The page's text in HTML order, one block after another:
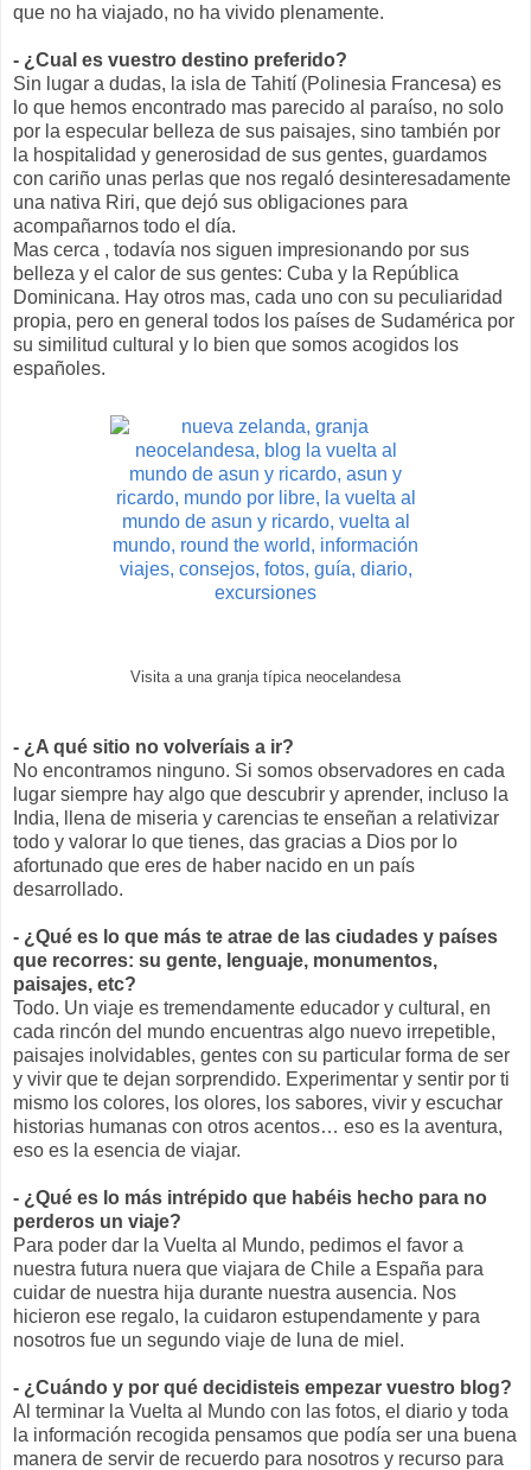
que no ha viajado, no ha vivido plenamente.
- ¿Cual es vuestro destino preferido?
Sin lugar a dudas, la isla de Tahití (Polinesia Francesa) es
lo que hemos encontrado mas parecido al paraíso, no solo
por la especular belleza de sus paisajes, sino también por
la hospitalidad y generosidad de sus gentes, guardamos
con cariño unas perlas que nos regaló desinteresadamente
una nativa Riri, que dejó sus obligaciones para
acompañarnos todo el día.
Mas cerca , todavía nos siguen impresionando por sus
belleza y el calor de sus gentes: Cuba y la República
Dominicana. Hay otros mas, cada uno con su peculiaridad
propia, pero en general todos los países de Sudamérica por
su similitud cultural y lo bien que somos acogidos los
españoles.
Visita a una granja típica neocelandesa
- ¿A qué sitio no volveríais a ir?
No encontramos ninguno. Si somos observadores en cada
lugar siempre hay algo que descubrir y aprender, incluso la
India, llena de miseria y carencias te enseñan a relativizar
todo y valorar lo que tienes, das gracias a Dios por lo
afortunado que eres de haber nacido en un país
desarrollado.
- ¿Qué es lo que más te atrae de las ciudades y países
que recorres: su gente, lenguaje, monumentos,
paisajes, etc?
Todo. Un viaje es tremendamente educador y cultural, en
cada rincón del mundo encuentras algo nuevo irrepetible,
paisajes inolvidables, gentes con su particular forma de ser
y vivir que te dejan sorprendido. Experimentar y sentir por ti
mismo los colores, los olores, los sabores, vivir y escuchar
historias humanas con otros acentos… eso es la aventura,
eso es la esencia de viajar.
- ¿Qué es lo más intrépido que habéis hecho para no
perderos un viaje?
Para poder dar la Vuelta al Mundo, pedimos el favor a
nuestra futura nuera que viajara de Chile a España para
cuidar de nuestra hija durante nuestra ausencia. Nos
hicieron ese regalo, la cuidaron estupendamente y para
nosotros fue un segundo viaje de luna de miel.
- ¿Cuándo y por qué decidisteis empezar vuestro blog?
Al terminar la Vuelta al Mundo con las fotos, el diario y toda
la información recogida pensamos que podía ser una buena
manera de servir de recuerdo para nosotros y recurso para